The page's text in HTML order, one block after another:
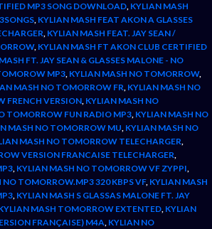
MP3 SONG DOWNLOAD, KYLIAN MASH
, KYLIAN MASH FEAT AKON A GLASSES
, KYLIAN MASH FEAT. JAY SEAN /
, KYLIAN MASH FT AKON CLUB CERTIFIED
FT. JAY SEAN & GLASSES MALONE - NO
MP3, KYLIAN MASH NO TOMORROW,
MASH NO TOMORROW FR, KYLIAN MASH NO
FRENCH VERSION, KYLIAN MASH NO
TOMORROW FUN RADIO MP3, KYLIAN MASH NO
MASH NO TOMORROW MU, KYLIAN MASH NO
MASH NO TOMORROW TELECHARGER,
VERSION FRANCAISE TELECHARGER,
, KYLIAN MASH NO TOMORROW VF ZYPPI,
NO TOMORROW.MP3 320 KBPS VF, KYLIAN MASH
, KYLIAN MASH S GLASSAS MALONE FT. JAY
MASH TOMORROW EXTENTED, KYLIAN
FRANÇAISE) M4A, KYLIAN NO